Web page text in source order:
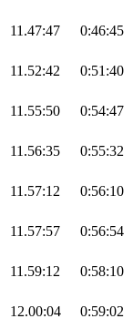
11.47:47 0:46:45
11.52:42 0:51:40
11.55:50 0:54:47
11.56:35 0:55:32
11.57:12 0:56:10
11.57:57 0:56:54
11.59:12 0:58:10
12.00:04 0:59:02